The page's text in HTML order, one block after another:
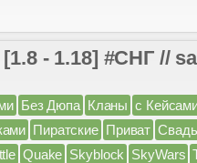
- 1.18] #СНГ //
Без Дюпа Кланы с
Пиратские Приват
Quake Skyblock SkyWars